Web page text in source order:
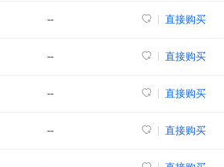
-- 直接购买
-- 直接购买
-- 直接购买
-- 直接购买